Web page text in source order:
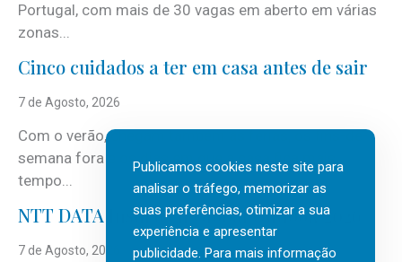
Portugal, com mais de 30 vagas em aberto em várias
zonas...
Cinco cuidados a ter em casa antes de sair
7 de Agosto, 2026
Com o verão, chegam também as férias, os fins-de-
semana fora e os dias em que a casa fica mais
tempo...
NTT DATA Insurtech Global Outlook 2026
7 de Agosto, 2026
Publicamos cookies neste site para
analisar o tráfego, memorizar as
suas preferências, otimizar a sua
experiência e apresentar
publicidade. Para mais informação